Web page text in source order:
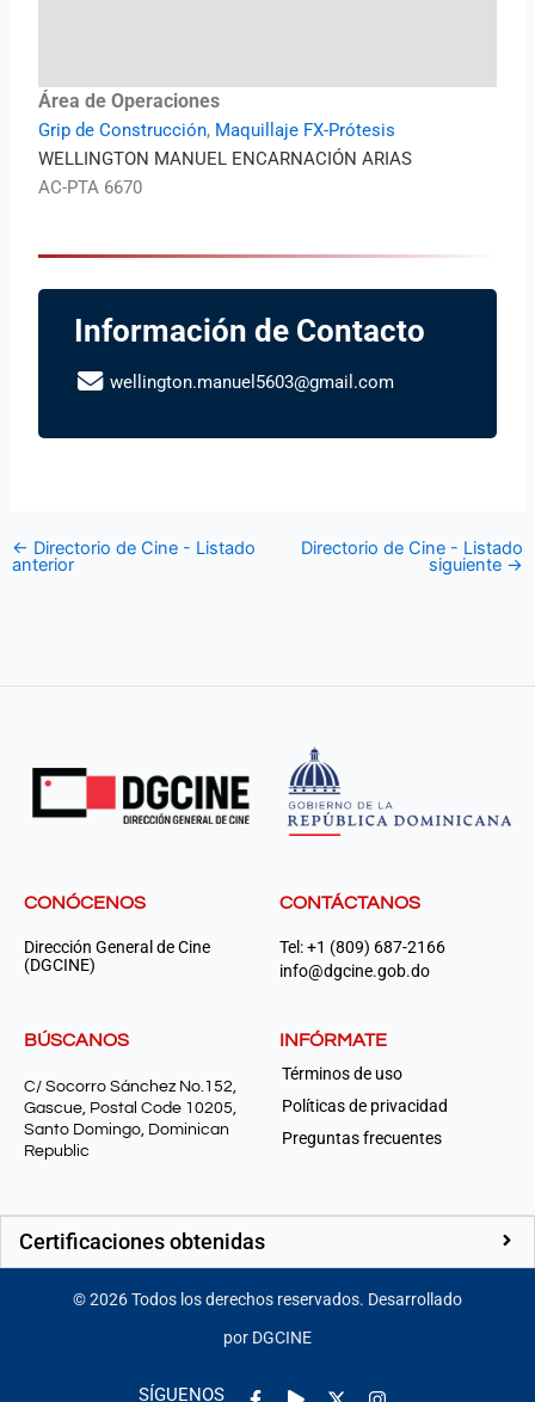
Área de Operaciones
Grip de Construcción, Maquillaje FX-Prótesis
WELLINGTON MANUEL ENCARNACIÓN ARIAS
AC-PTA 6670
Información de Contacto
wellington.manuel5603@gmail.com
← Directorio de Cine - Listado
anterior
Directorio de Cine - Listado
siguiente →
CONÓCENOS
Dirección General de Cine
(DGCINE)
CONTÁCTANOS
Tel: +1 (809) 687-2166
info@dgcine.gob.do
BÚSCANOS
C/ Socorro Sánchez No.152,
Gascue, Postal Code 10205,
Santo Domingo, Dominican
Republic
INFÓRMATE
Términos de uso
Políticas de privacidad
Preguntas frecuentes
Certificaciones obtenidas
©2026Todos los derechos reservados. Desarrollado
por DGCINE
SÍGUENOS
Facebook-
Play Instagram